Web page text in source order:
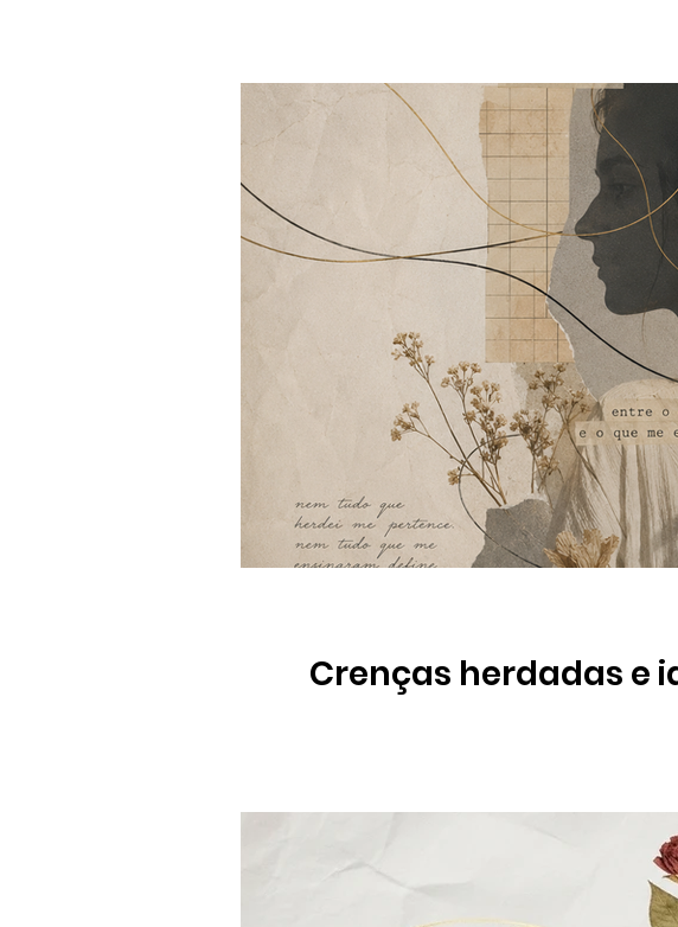
Crenças herdadas e